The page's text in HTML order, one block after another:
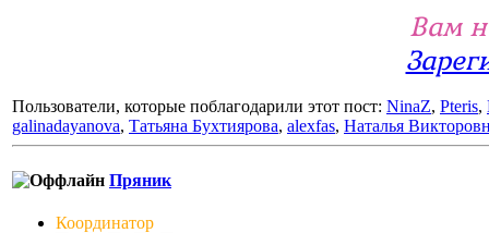
Вам
Пользователи, которые поблагодарили этот пост: NinaZ, Pteris,
galinadayanova, Татьяна Бухтиярова, alexfas, Наталья
Пряник
Координатор